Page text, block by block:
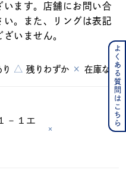
います。店舗にお問い合
い。また、リングは表記
いません。
△ 残りわずか × 在庫なし
－１エ
× よくある質問はこちら